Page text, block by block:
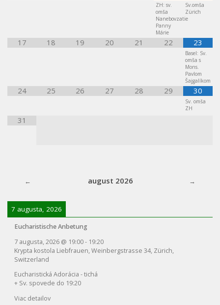
ZH: sv.
omša
Nanebovzatie
Panny
Márie
Sv.omša
Zürich
17 18 19 20 21 22 23
Basel: Sv.
omša s
Mons.
Pavlom
Šajgalíkom
24 25 26 27 28 29 30
Sv. omša
ZH
31
august 2026
7 augusta, 2026
Eucharistische Anbetung
7 augusta, 2026 @ 19:00- 19:20
Krypta kostola Liebfrauen, Weinbergstrasse 34, Zürich,
Switzerland
Eucharistická Adorácia - tichá
+ Sv. spovede do 19:20
Viac detailov